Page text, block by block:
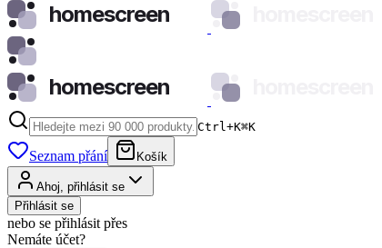
homescreen
homescreen
Ctrl+K⌘K
Seznam přání Košík
Ahoj, přihlásit se
Přihlásit se
nebo se přihlásit přes
Nemáte účet?